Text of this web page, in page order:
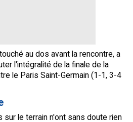
au dos avant la rencontre, a
l'intégralité de la finale de la
le Paris Saint-Germain (1-1, 3-4
le terrain n'ont sans doute rien